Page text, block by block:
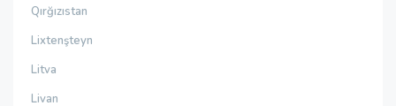
Qırğızıstan
Lixtenşteyn
Litva
Livan